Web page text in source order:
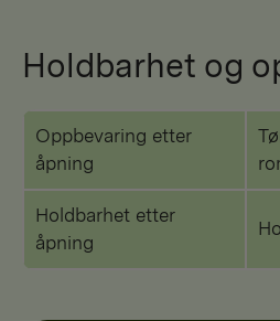
Holdbarhet og
Oppbevaring etter
åpning
Holdbarhet etter
åpning